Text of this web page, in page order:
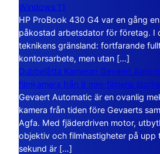
Windows 11
HP ProBook 430 G4 var en gång
påkostad arbetsdator för företag. I
teknikens gränsland: fortfarande
kontorsarbete, men utan […]
Dubbelåtta Kameran Gevaert
filmkamera från 8 mm-filmens
Gevaert Automatic är en ovanlig
kamera från tiden före Gevaerts
Agfa. Med fjäderdriven motor,
objektiv och filmhastigheter på upp
sekund är […]